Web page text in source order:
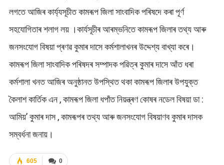
লগতে আজিৰ কাৰ্য্যসূচীত কামৰূপ জিলা সাংবাদিক পৰিষদে কৰা পূৰ্ণ
সহযোগিতাৰ শলাগ লয় ।কাৰ্যসূচীৰ আৰম্ভনিতে কামৰূপ জিলাৰ তথ্য আৰু
জনসংযোগ বিষয়া প্ৰণৱ কুমাৰ দাসে কৰ্মশালাখনৰ উদ্দেশ্য বাখ্যা কৰে।
কামৰূপ জিলা সাংবাদিক পৰিষদৰ সম্পাদক পৱিত্ৰ কুমাৰ দাসে আঁত ধৰা
কৰ্মশালা খনত আজিৰ অনুষ্ঠানত উপস্থিত থকা কামৰূপ জিলাৰ উপযুক্ত
কৈলাশ কাৰ্তিক এন , কামৰূপ জিলা ধপাঁত নিয়ন্ত্ৰণ কোষৰ নডেল বিষয়া ডা :
আমিয়’ কুমাৰ দাস , কামৰূপৰ তথ্য আৰু জনসংযোগ বিষয়াণব কুমাৰ দাসক
সম্বৰ্ধনা জনায়।
0
605